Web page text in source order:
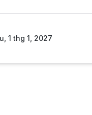
1 thg 1, 2027